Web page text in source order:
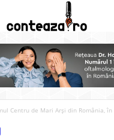
Centru de Mari Arși din România,